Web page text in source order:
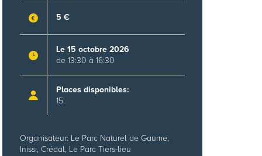
5 €
Le 15 octobre 2026
de 13:30 à 16:30
Places disponibles:
15
Organisateur: Le Parc Naturel de Gaume,
Inissi, Crédal, Le Parc Tiers-lieu